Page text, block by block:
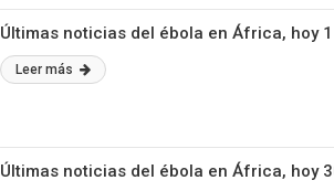
Últimas noticias del ébola en África, hoy
Leer más
Últimas noticias del ébola en África, hoy